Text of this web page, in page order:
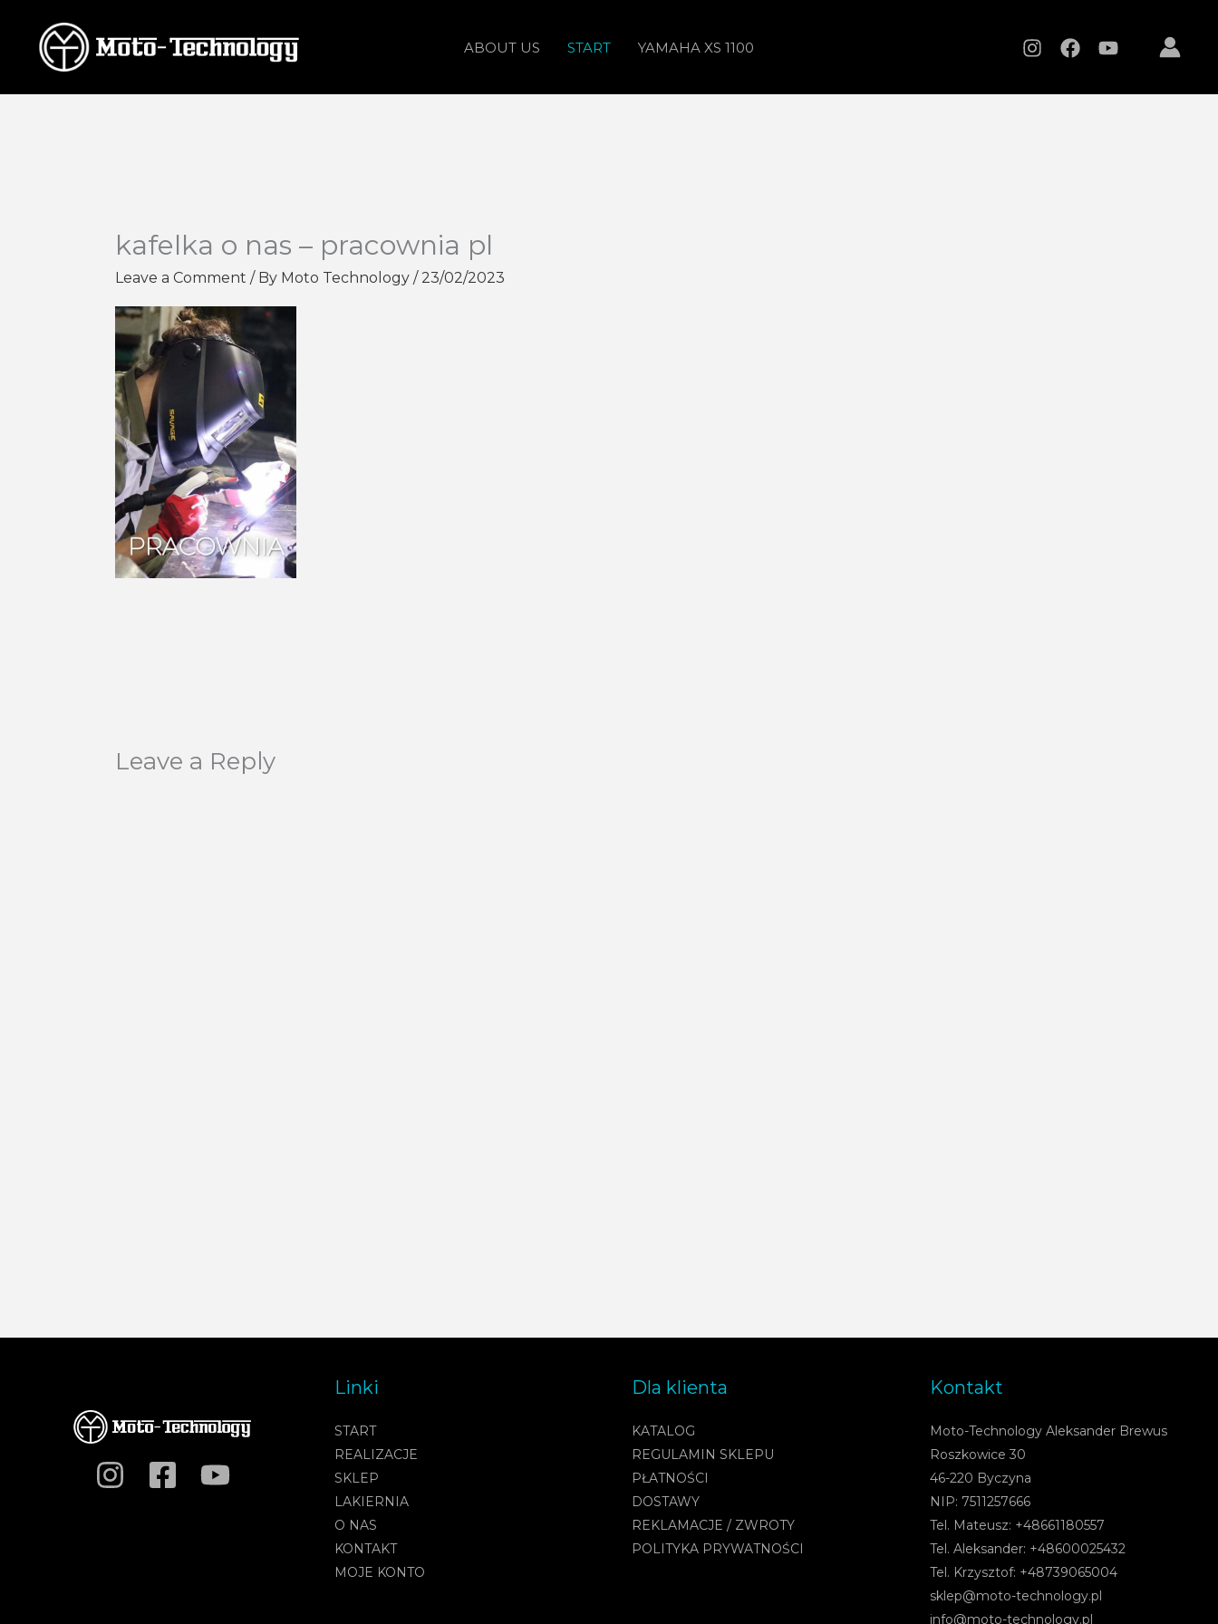
content
ABOUT US START YAMAHA XS 1100
kafelka o nas – pracownia pl
Leave a Comment / By Moto Technology / 23/02/2023
Leave a Reply
Linki
START
REALIZACJE
SKLEP
LAKIERNIA
O NAS
KONTAKT
MOJE KONTO
Dla klienta
KATALOG
REGULAMIN SKLEPU
PŁATNOŚCI
DOSTAWY
REKLAMACJE / ZWROTY
POLITYKA PRYWATNOŚCI
Kontakt
Moto-Technology Aleksander Brewus
Roszkowice 30
46-220 Byczyna
NIP: 7511257666
Tel. Mateusz: +48661180557
Tel. Aleksander: +48600025432
Tel. Krzysztof: +48739065004
sklep@moto-technology.pl
info@moto-technology.pl